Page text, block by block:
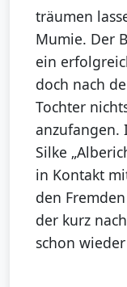
träumen
Mumie. Der
ein
doch nach
Tochter
anzufangen.
Silke
in Kontakt
den
der kurz
schon